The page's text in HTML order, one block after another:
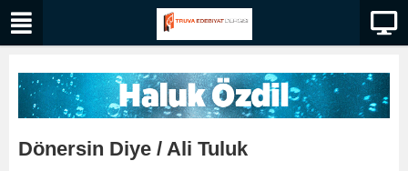
Dönersin Diye / Ali Tuluk